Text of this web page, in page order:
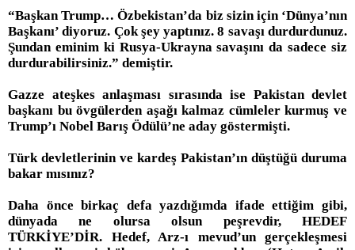
“Başkan Trump… Özbekistan’da biz sizin için ‘Dünya’nın
Başkanı’ diyoruz. Çok şey yaptınız. 8 savaşı durdurdunuz.
Şundan eminim ki Rusya-Ukrayna savaşını da sadece siz
durdurabilirsiniz.” demiştir.
Gazze ateşkes anlaşması sırasında ise Pakistan devlet
başkanı bu övgülerden aşağı kalmaz cümleler kurmuş ve
Trump’ı Nobel Barış Ödülü’ne aday göstermişti.
Türk devletlerinin ve kardeş Pakistan’ın düştüğü duruma
bakar mısınız?
Daha önce birkaç defa yazdığımda ifade ettiğim gibi,
dünyada ne olursa olsun peşrevdir, HEDEF
TÜRKİYE’DİR. Hedef, Arz-ı mevud’un gerçekleşmesi